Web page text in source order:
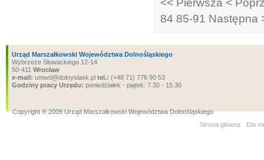
84 85-91 Następna
Urząd Marszałkowski Województwa Dolnośląskiego
Wybrzeże Słowackiego 12-14
50-411 Wrocław
e-mail: umwd@dolnyslask.pl tel.: (+48 71) 776 90 53
Godziny pracy Urzędu: poniedziałek - piątek: 7.30 - 15.30
Copyright ® 2009 Urząd Marszałkowski Województwa Dolnośląskiego
Strona główna
Dla